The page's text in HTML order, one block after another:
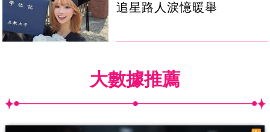
追星路人淚憶暖舉
大數據推薦